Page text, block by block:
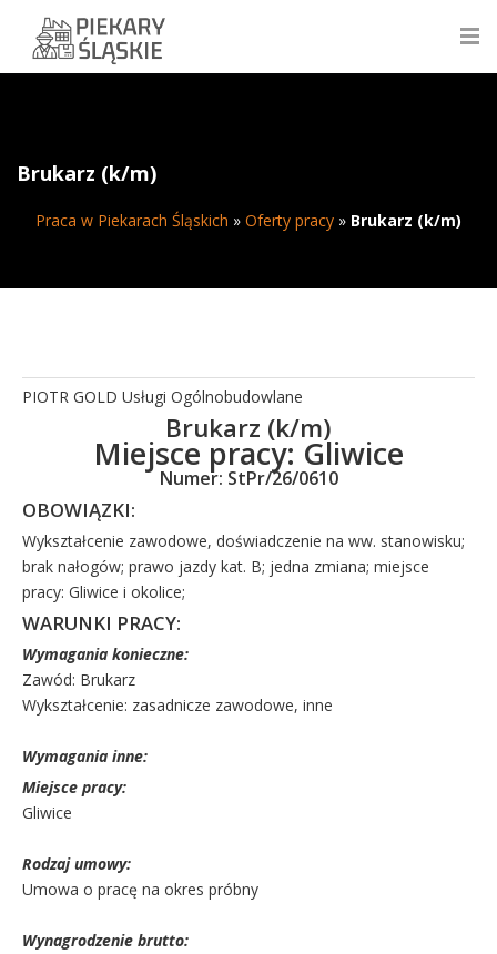
Brukarz (k/m)
Praca w Piekarach Śląskich » Oferty pracy » Brukarz (k/m)
PIOTR GOLD Usługi Ogólnobudowlane
Brukarz (k/m)
Miejsce pracy: Gliwice
Numer: StPr/26/0610
OBOWIĄZKI:
Wykształcenie zawodowe, doświadczenie na ww. stanowisku;
brak nałogów; prawo jazdy kat. B; jedna zmiana; miejsce
pracy: Gliwice i okolice;
WARUNKI PRACY:
Wymagania konieczne:
Zawód: Brukarz
Wykształcenie: zasadnicze zawodowe, inne
Wymagania inne:
Miejsce pracy:
Gliwice
Rodzaj umowy:
Umowa o pracę na okres próbny
Wynagrodzenie brutto: